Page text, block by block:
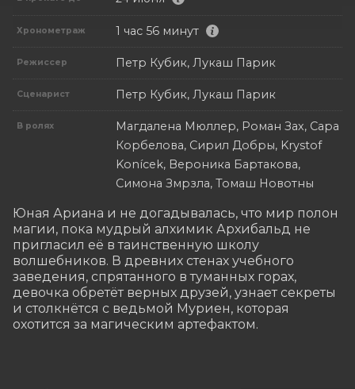
Хронометраж 1 час 56 минут
Режиссер Петр Кубик, Лукаш Парик
Сценарист Петр Кубик, Лукаш Парик
В ролях
Магдалена Мюллер, Роман Зах, Сара
Корбелова, Сирил Добры, Krystof
Konícek, Вероника Бартакова,
Симона Змрзла, Томаш Новотны
Юная Ариана и не догадывалась, что мир полон
магии, пока мудрый алхимик Архибальд не
пригласил её в таинственную школу
волшебников. В древних стенах учебного
заведения, спрятанного в туманных горах,
девочка обретёт верных друзей, узнает секреты
и столкнётся с ведьмой Муриен, которая
охотится за магическим артефактом.